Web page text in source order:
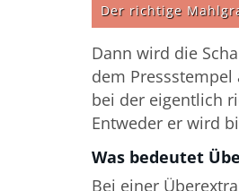
Der richtige
Dann wird die
dem
bei der eigentlich
Entweder er wird
Was bedeutet
Bei einer